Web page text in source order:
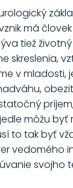
má
tiež
skreslenia,
v mladosti,
môžu byť
to tak byť
vedomého
svojho